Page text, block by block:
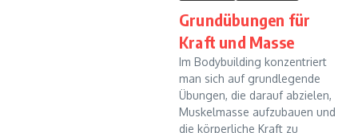
Grundübungen für
Kraft und Masse
Im Bodybuilding konzentriert
man sich auf grundlegende
Übungen, die darauf abzielen,
Muskelmasse aufzubauen und
die körperliche Kraft zu